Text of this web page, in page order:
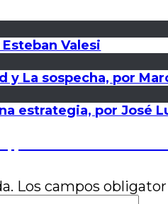
Valesi
La sospecha, por
estrategia, por José
Los campos